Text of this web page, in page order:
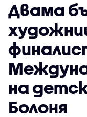
Двама
на
Болоня